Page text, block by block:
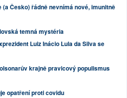
(a Česko) řádně nevnímá nové, imunitně
temná mystéria
Luiz Inácio Lula da Silva se
krajně pravicový populismus
opatření proti covidu